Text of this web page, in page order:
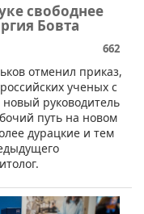
свободнее
Бовта
662
отменил приказ,
ученых с
руководитель
путь на новом
дурацкие и тем